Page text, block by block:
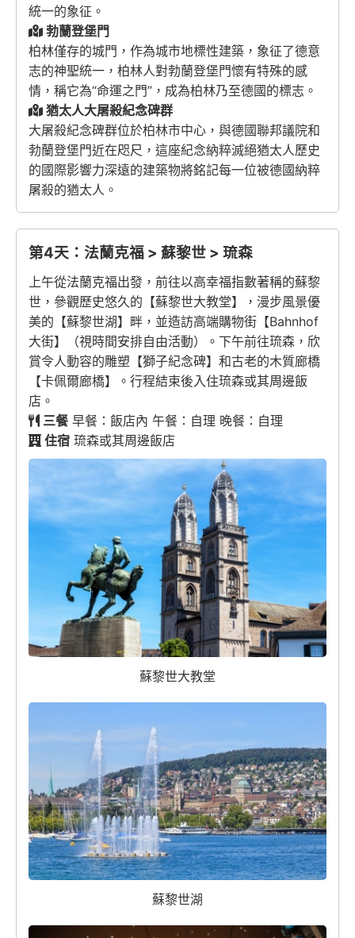
統一的象征。
勃蘭登堡門
柏林僅存的城門，作為城市地標性建築，象征了德意
志的神聖統一，柏林人對勃蘭登堡門懷有特殊的感
情，稱它為“命運之門”，成為柏林乃至德國的標志。
猶太人大屠殺紀念碑群
大屠殺紀念碑群位於柏林市中心，與德國聯邦議院和
勃蘭登堡門近在咫尺，這座紀念納粹滅絕猶太人歷史
的國際影響力深遠的建築物將銘記每一位被德國納粹
屠殺的猶太人。
第4天：法蘭克福 > 蘇黎世 > 琉森
上午從法蘭克福出發，前往以高幸福指數著稱的蘇黎
世，參觀歷史悠久的【蘇黎世大教堂】，漫步風景優
美的【蘇黎世湖】畔，並造訪高端購物街【Bahnhof
大街】（視時間安排自由活動）。下午前往琉森，欣
賞令人動容的雕塑【獅子紀念碑】和古老的木質廊橋
【卡佩爾廊橋】。行程結束後入住琉森或其周邊飯
店。
三餐早餐：飯店內 午餐：自理 晚餐：自理
住宿 琉森或其周邊飯店
蘇黎世大教堂
蘇黎世湖